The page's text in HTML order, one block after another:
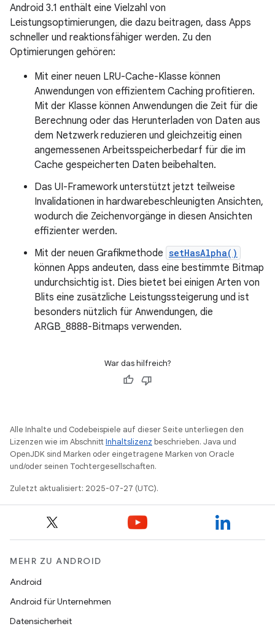
Android 3.1 enthält eine Vielzahl von
Leistungsoptimierungen, die dazu beitragen, dass Apps
schneller und reaktionsfähiger werden. Zu den
Optimierungen gehören:
Mit einer neuen LRU-Cache-Klasse können
Anwendungen von effizientem Caching profitieren.
Mit der Klasse können Anwendungen die Zeit für die
Berechnung oder das Herunterladen von Daten aus
dem Netzwerk reduzieren und gleichzeitig einen
angemessenen Arbeitsspeicherbedarf für die im
Cache gespeicherten Daten beibehalten.
Das UI-Framework unterstützt jetzt teilweise
Invalidationen in hardwarebeschleunigten Ansichten,
wodurch die Zeichenvorgänge in diesen Ansichten
effizienter werden.
Mit der neuen Grafikmethode setHasAlpha()
können Apps andeuten, dass eine bestimmte Bitmap
undurchsichtig ist. Dies bietet bei einigen Arten von
Blits eine zusätzliche Leistungssteigerung und ist
besonders nützlich für Anwendungen, die
ARGB_8888-Bitmaps verwenden.
War das hilfreich?
Alle Inhalte und Codebeispiele auf dieser Seite unterliegen den
Lizenzen wie im AbschnittInhaltslizenz beschrieben. Java und
OpenJDK sind Marken oder eingetragene Marken von Oracle
und/oder seinen Tochtergesellschaften.
Zuletzt aktualisiert: 2025-07-27 (UTC).
MEHR ZU ANDROID
Android
Android für Unternehmen
Datensicherheit